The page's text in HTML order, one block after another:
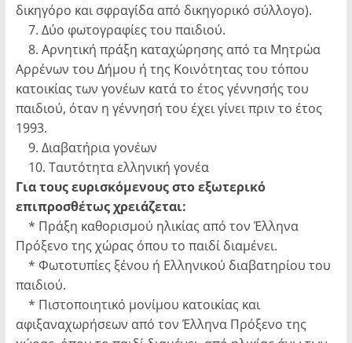
δικηγόρο και σφραγίδα από δικηγορικό σύλλογο).
7. Δύο φωτογραφίες του παιδιού.
8. Αρνητική πράξη καταχώρησης από τα Μητρώα
Αρρένων του Δήμου ή της Κοινότητας του τόπου
κατοικίας των γονέων κατά το έτος γέννησής του
παιδιού, όταν η γέννησή του έχει γίνει πριν το έτος
1993.
9. Διαβατήρια γονέων
10. Ταυτότητα ελληνική γονέα
Για τους ευρισκόμενους στο εξωτερικό
επιπροσθέτως χρειάζεται:
* Πράξη καθορισμού ηλικίας από τον Έλληνα
Πρόξενο της χώρας όπου το παιδί διαμένει.
* Φωτοτυπίες ξένου ή Ελληνικού διαβατηρίου του
παιδιού.
* Πιστοποιητικό μονίμου κατοικίας και
αφιξαναχωρήσεων από τον Έλληνα Πρόξενο της